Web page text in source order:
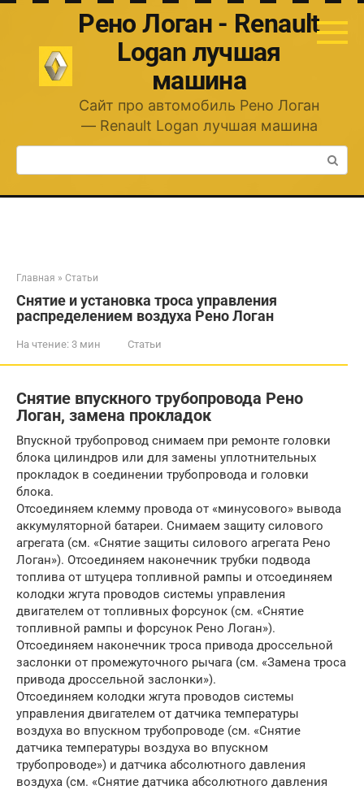
Перейти
Рено Логан - Renault
Logan лучшая
машина
Сайт про автомобиль Рено Логан
— Renault Logan лучшая машина
Поиск:
Главная » Статьи
Снятие и установка троса управления
распределением воздуха Рено Логан
На чтение: 3 мин Статьи
Снятие впускного трубопровода Рено
Логан, замена прокладок
Впускной трубопровод снимаем при ремонте головки
блока цилиндров или для замены уплотнительных
прокладок в соединении трубопровода и головки
блока.
Отсоединяем клемму провода от «минусового» вывода
аккумуляторной батареи. Снимаем защиту силового
агрегата (см. «Снятие защиты силового агрегата Рено
Логан»). Отсоединяем наконечник трубки подвода
топлива от штуцера топливной рампы и отсоединяем
колодки жгута проводов системы управления
двигателем от топливных форсунок (см. «Снятие
топливной рампы и форсунок Рено Логан»).
Отсоединяем наконечник троса привода дроссельной
заслонки от промежуточного рычага (см. «Замена троса
привода дроссельной заслонки»).
Отсоединяем колодки жгута проводов системы
управления двигателем от датчика температуры
воздуха во впускном трубопроводе (см. «Снятие
датчика температуры воздуха во впускном
трубопроводе») и датчика абсолютного давления
воздуха (см. «Снятие датчика абсолютного давления